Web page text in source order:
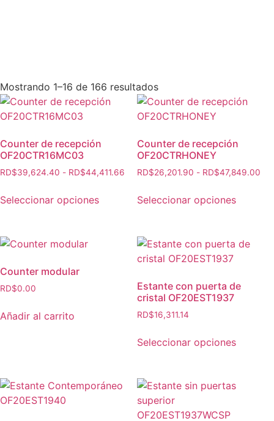
Mostrando 1–16 de 166 resultados
Counter de recepción
OF20CTR16MC03
RD$39,624.40 - RD$44,411.66
Seleccionar opciones
Counter de recepción
OF20CTRHONEY
RD$26,201.90 - RD$47,849.00
Seleccionar opciones
Counter modular
RD$0.00
Añadir al carrito
Estante con puerta de
cristal OF20EST1937
RD$16,311.14
Seleccionar opciones